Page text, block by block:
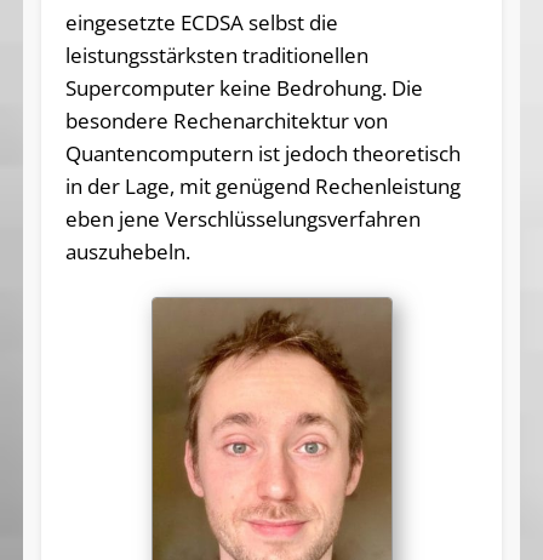
eingesetzte ECDSA selbst die
leistungsstärksten traditionellen
Supercomputer keine Bedrohung. Die
besondere Rechenarchitektur von
Quantencomputern ist jedoch theoretisch
in der Lage, mit genügend Rechenleistung
eben jene Verschlüsselungsverfahren
auszuhebeln.